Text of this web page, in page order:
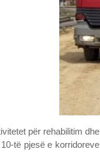
për rehabilitim
të pjesë e